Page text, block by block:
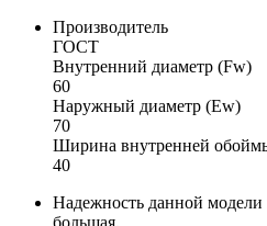
Производитель
ГОСТ
Внутренний диаметр (Fw)
60
Наружный диаметр (Ew)
70
Ширина внутренней
40
Надежность данной
большая.